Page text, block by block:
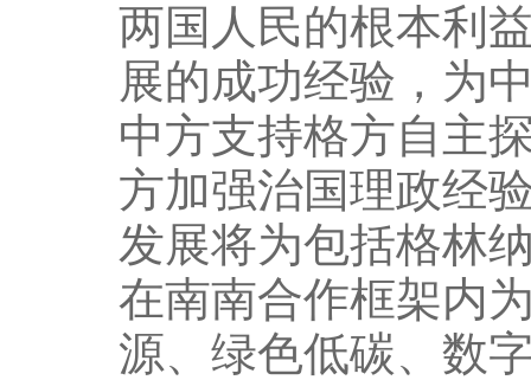
两国人民的根本利
展的成功经验，为
中方支持格方自主
方加强治国理政经
发展将为包括格林
在南南合作框架内
源、绿色低碳、数